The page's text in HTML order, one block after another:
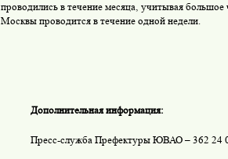
проводились в течение месяца, учитывая
Москвы проводится в течение одной недели.
Дополнительная информация:
Пресс-служба Префектуры ЮВАО – 362 24